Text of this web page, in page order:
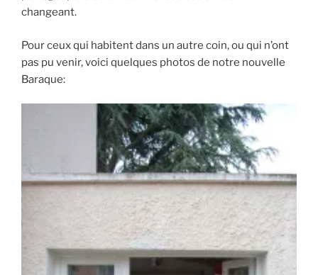
changeant.
Pour ceux qui habitent dans un autre coin, ou qui n’ont
pas pu venir, voici quelques photos de notre nouvelle
Baraque: